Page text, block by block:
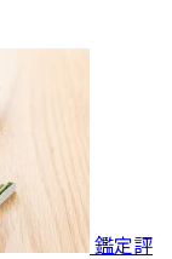
鑑定評